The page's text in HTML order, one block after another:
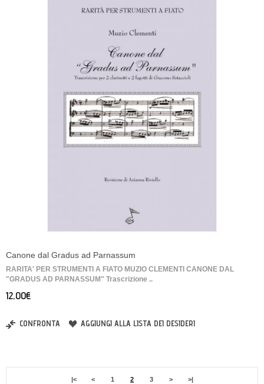
Canone dal Gradus ad Parnassum
RARITA' PER STRUMENTI A FIATO MUZIO CLEMENTI CANONE DAL
"GRADUS AD PARNASSUM" Trascrizione ..
12,00€
CONFRONTA AGGIUNGI ALLA LISTA DEI DESIDERI
|< < 1 2 3 > >|